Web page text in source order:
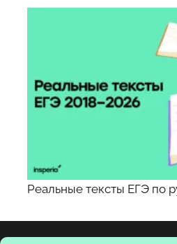
Реальные тексты ЕГЭ по